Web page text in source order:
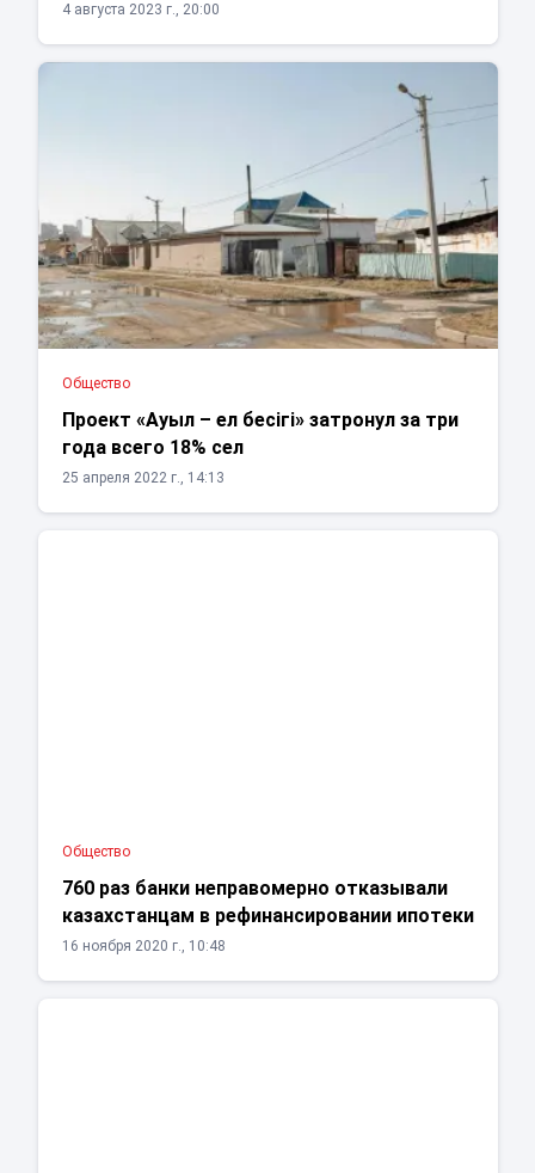
4 августа 2023 г., 20:00
Общество
Проект «Ауыл – ел бесігі» затронул за три
года всего 18% сел
25 апреля 2022 г., 14:13
Общество
760 раз банки неправомерно отказывали
казахстанцам в рефинансировании ипотеки
16 ноября 2020 г., 10:48